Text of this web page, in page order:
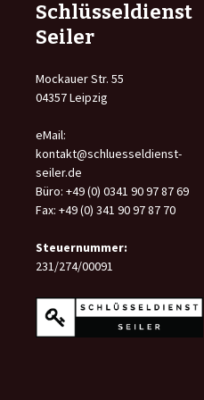
Schlüsseldienst
Seiler
Mockauer Str. 55
04357 Leipzig
eMail:
kontakt@schluesseldienst-
seiler.de
Büro: +49 (0) 0341 90 97 87 69
Fax: +49 (0) 341 90 97 87 70
Steuernummer:
231/274/00091